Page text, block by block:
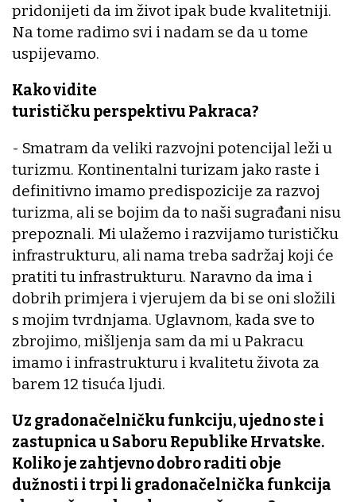
pridonijeti da im život ipak bude kvalitetniji.
Na tome radimo svi i nadam se da u tome
uspijevamo.
Kako vidite
turističku perspektivu Pakraca?
- Smatram da veliki razvojni potencijal leži u
turizmu. Kontinentalni turizam jako raste i
definitivno imamo predispozicije za razvoj
turizma, ali se bojim da to naši sugrađani nisu
prepoznali. Mi ulažemo i razvijamo turističku
infrastrukturu, ali nama treba sadržaj koji će
pratiti tu infrastrukturu. Naravno da ima i
dobrih primjera i vjerujem da bi se oni složili
s mojim tvrdnjama. Uglavnom, kada sve to
zbrojimo, mišljenja sam da mi u Pakracu
imamo i infrastrukturu i kvalitetu života za
barem 12 tisuća ljudi.
Uz gradonačelničku funkciju, ujedno ste i
zastupnica u Saboru Republike Hrvatske.
Koliko je zahtjevno dobro raditi obje
dužnosti i trpi li gradonačelnička funkcija